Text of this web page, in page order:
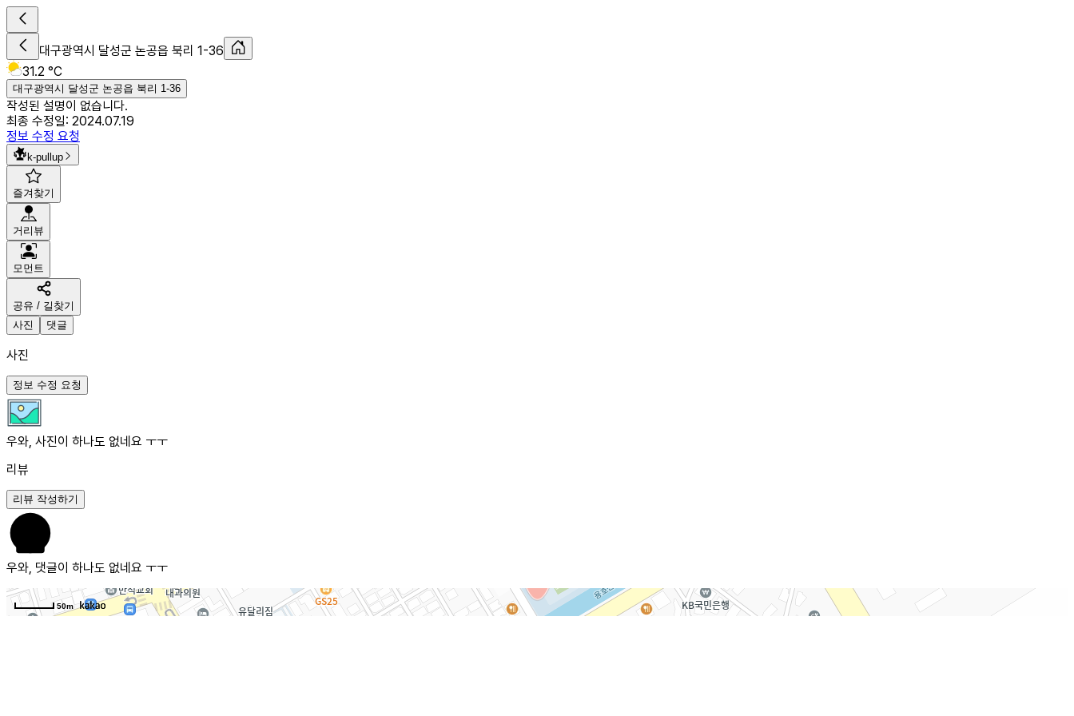
대구광역시 달성군 논공읍 북리 1-36
31.2 °C
대구광역시 달성군 논공읍 북리 1-36
작성된 설명이 없습니다.
최종 수정일: 2024.07.19
정보 수정 요청
k-pullup
즐겨찾기
거리뷰
모먼트
공유 / 길찾기
사진
댓글
사진
정보 수정 요청
우와, 사진이 하나도 없네요 ㅜㅜ
리뷰
리뷰 작성하기
우와, 댓글이 하나도 없네요 ㅜㅜ
50m